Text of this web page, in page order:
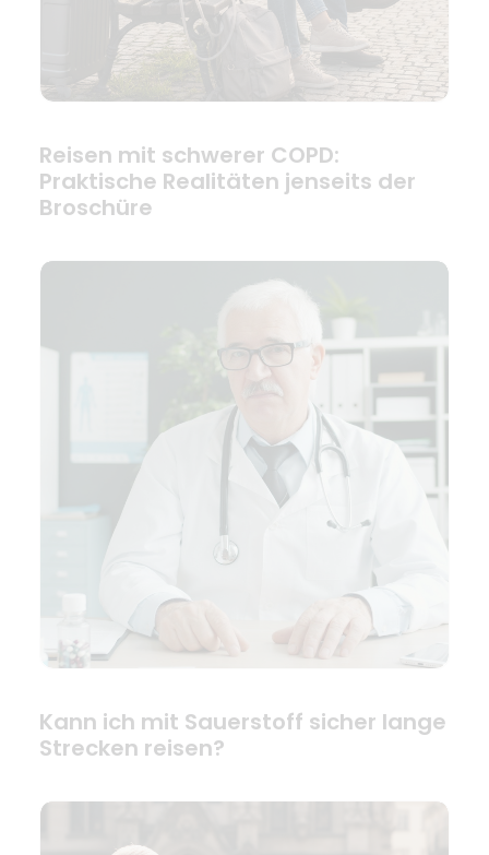
Reisen mit schwerer COPD:
Praktische Realitäten jenseits der
Broschüre
Kann ich mit Sauerstoff sicher lange
Strecken reisen?